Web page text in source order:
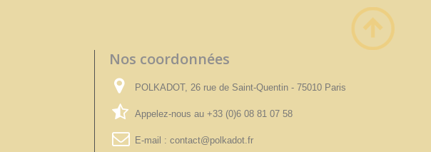
Nos coordonnées
POLKADOT, 26 rue de Saint-Quentin - 75010 Paris
Appelez-nous au +33 (0)6 08 81 07 58
E-mail : contact@polkadot.fr